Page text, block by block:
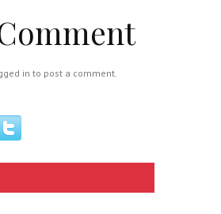
in to post a comment.